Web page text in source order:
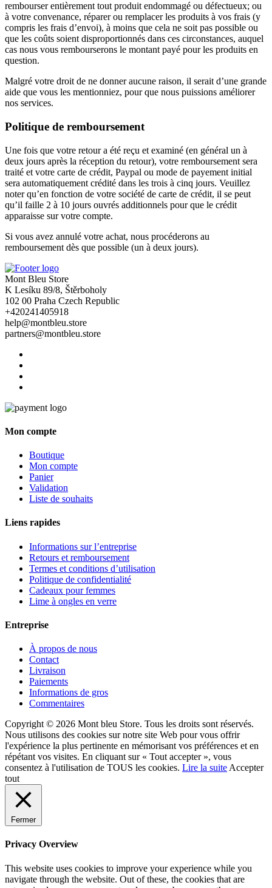
rembourser entièrement tout produit endommagé ou défectueux; ou
à votre convenance, réparer ou remplacer les produits à vos frais (y
compris les frais d’envoi), à moins que cela ne soit pas possible ou
que les coûts soient disproportionnés dans ces circonstances, auquel
cas nous vous rembourserons le montant payé pour les produits en
question.
Malgré votre droit de ne donner aucune raison, il serait d’une grande
aide que vous les mentionniez, pour que nous puissions améliorer
nos services.
Politique de remboursement
Une fois que votre retour a été reçu et examiné (en général un à
deux jours après la réception du retour), votre remboursement sera
traité et votre carte de crédit, Paypal ou mode de payement initial
sera automatiquement crédité dans les trois à cinq jours. Veuillez
noter qu’en fonction de votre société de carte de crédit, il se peut
qu’il faille 2 à 10 jours ouvrés additionnels pour que le crédit
apparaisse sur votre compte.
Si vous avez annulé votre achat, nous procéderons au
remboursement dès que possible (un à deux jours).
Mont Bleu Store
K Lesíku 89/8, Štěrboholy
102 00 Praha Czech Republic
+420241405918
help@montbleu.store
partners@montbleu.store
Mon compte
Boutique
Mon compte
Panier
Validation
Liste de souhaits
Liens rapides
Informations sur l’entreprise
Retours et remboursement
Termes et conditions d’utilisation
Politique de confidentialité
Cadeaux pour femmes
Lime à ongles en verre
Entreprise
À propos de nous
Contact
Livraison
Paiements
Informations de gros
Commentaires
Copyright © 2026 Mont bleu Store. Tous les droits sont réservés.
Nous utilisons des cookies sur notre site Web pour vous offrir
l'expérience la plus pertinente en mémorisant vos préférences et en
répétant vos visites. En cliquant sur « Tout accepter », vous
consentez à l'utilisation de TOUS les cookies. Lire la suite Accepter
tout
Fermer
Privacy Overview
This website uses cookies to improve your experience while you
navigate through the website. Out of these, the cookies that are